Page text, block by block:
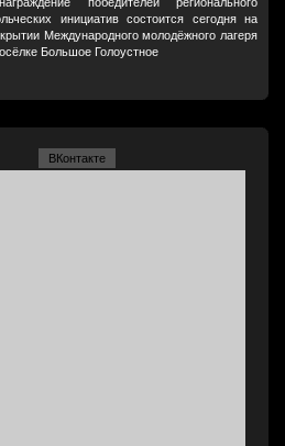
инициатив состоится сегодня на
Международного молодёжного лагеря
Большое Голоустное
ВКонтакте